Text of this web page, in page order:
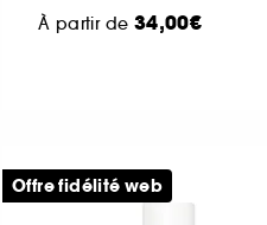
À partir de 34,00€
Offre fidélité web